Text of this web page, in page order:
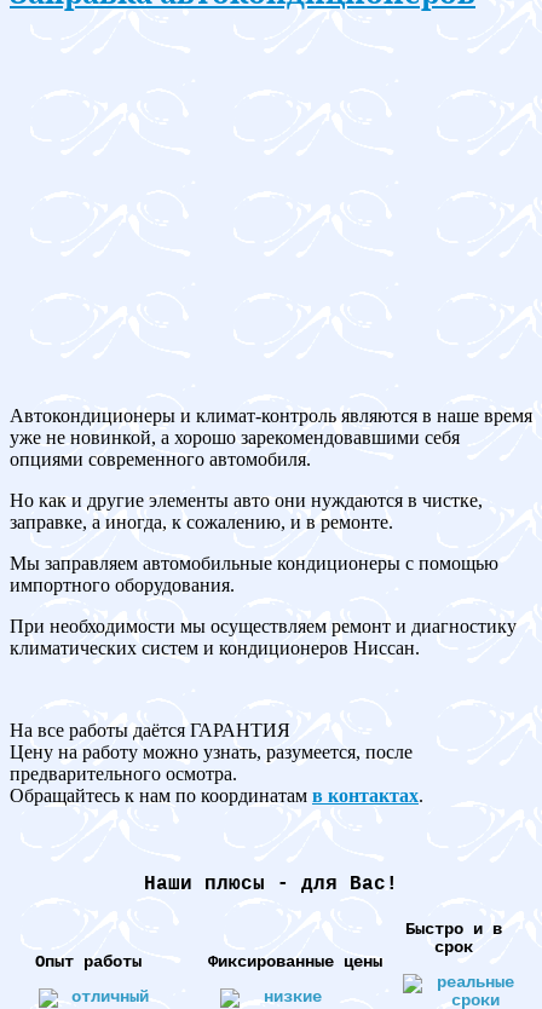
Автокондиционеры и климат-контроль являются в наше время
уже не новинкой, а хорошо зарекомендовавшими себя
опциями современного автомобиля.
Но как и другие элементы авто они нуждаются в чистке,
заправке, а иногда, к сожалению, и в ремонте.
Мы заправляем автомобильные кондиционеры с помощью
импортного оборудования.
При необходимости мы осуществляем ремонт и диагностику
климатических систем и кондиционеров Ниссан.
На все работы даётся ГАРАНТИЯ
Цену на работу можно узнать, разумеется, после
предварительного осмотра.
Обращайтесь к нам по координатам в контактах.
Наши плюсы - для Вас!
Опыт работы Фиксированные цены
Быстро и в
срок